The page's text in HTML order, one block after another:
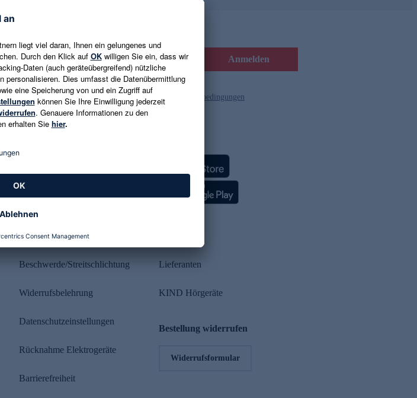
E-Mail-Adresse eingeben Anmelden
Es gelten die Datenschutzrichtlinien und die Gutscheinbedingungen
Rechtliches
Beschwerde/Streitschlichtung
Widerrufsbelehrung
Datenschutzeinstellungen
Rücknahme Elektrogeräte
Barrierefreiheit
Lieferanten
KIND Hörgeräte
Bestellung widerrufen
Widerrufsformular